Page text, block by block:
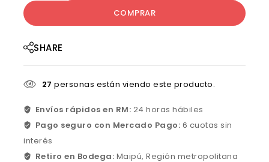
COMPRAR
SHARE
27 personas están viendo este producto.
Envíos rápidos en RM: 24 horas hábiles
Pago seguro con Mercado Pago: 6 cuotas sin
interés
Retiro en Bodega: Maipú, Región metropolitana